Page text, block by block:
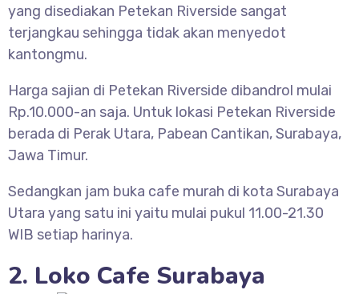
yang disediakan Petekan Riverside sangat
terjangkau sehingga tidak akan menyedot
kantongmu.
Harga sajian di Petekan Riverside dibandrol mulai
Rp.10.000-an saja. Untuk lokasi Petekan Riverside
berada di Perak Utara, Pabean Cantikan, Surabaya,
Jawa Timur.
Sedangkan jam buka cafe murah di kota Surabaya
Utara yang satu ini yaitu mulai pukul 11.00-21.30
WIB setiap harinya.
2. Loko Cafe Surabaya